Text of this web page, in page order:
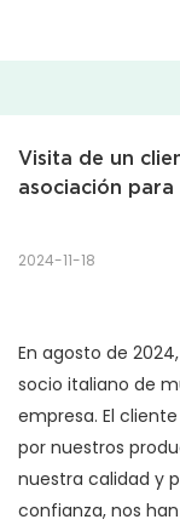
Visita de un
asociación
2024-11-18
En agosto de
socio italiano de
empresa. El
por nuestros
nuestra calidad y
confianza, nos